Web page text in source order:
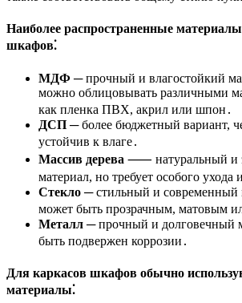
Наиболее распространенные
шкафов⁚
МДФ ─ прочный и влагостойкий
можно облицовывать различными
как пленка ПВХ, акрил или шпон․
ДСП ─ более бюджетный вариант,
устойчив к влаге․
Массив дерева ⸺ натуральный и
материал, но требует особого ухода
Стекло ─ стильный и современный
может быть прозрачным, матовым
Металл ─ прочный и долговечный
быть подвержен коррозии․
Для каркасов шкафов обычно
материалы⁚